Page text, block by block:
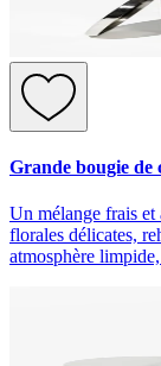
Grande bougie de
Un mélange frais et
florales délicates,
atmosphère